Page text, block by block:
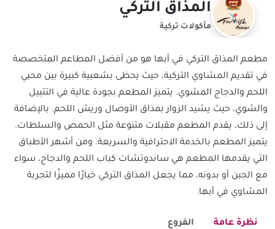
المذاق التركي
مأكولات تركية
مطعم المذاق التركي في أبها هو من أفضل المطاعم المتخصصة
في تقديم المشاوي التركية، حيث يحظى بشعبية كبيرة بين محبي
اللحم والدجاج المشوي. يتميز المطعم بجودة عالية في التتبيل
والشوي، حيث يشيد الزوار بمذاق الأوصال وريش اللحم. بالإضافة
إلى ذلك، يقدم المطعم مقبلات متنوعة مثل الحمص والسلطات.
يتميز المطعم بالخدمة الاحترافية والسريعة. ومن أشهر الأطباق
التي يقدمها المطعم هي ساندوتشات كباب اللحم والدجاج، سواء
مع الجبن أو بدونه، مما يجعل المذاق التركي خيارًا مميزًا لتجربة
المشاوي في أبها.
نظرة عامة الفروع